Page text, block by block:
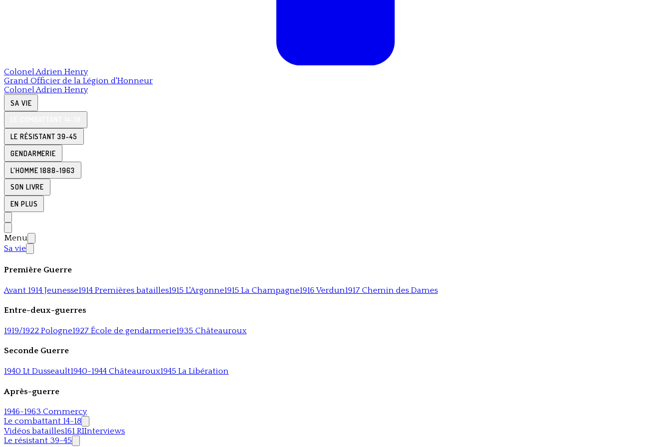
ColonelAdrien Henry
Grand Officier de la Légion d'Honneur
ColonelAdrien Henry
SA VIE
LE RÉSISTANT 39-45
GENDARMERIE
L'HOMME 1888-1963
SON LIVRE
EN PLUS
Menu
Sa vie
Première Guerre
Avant 1914 Jeunesse1914 Premières batailles1915 L'Argonne1915 La Champagne1916 Verdun1917 Chemin des Dames
Entre-deux-guerres
1919/1922 Pologne1927 École de gendarmerie1935 Châteauroux
Seconde Guerre
1940 Lt Dusseault1940-1944 Châteauroux1945 La Libération
Après-guerre
1946-1963 Commercy
Le combattant 14-18
Vidéos batailles161 RIInterviews
Le résistant 39-45